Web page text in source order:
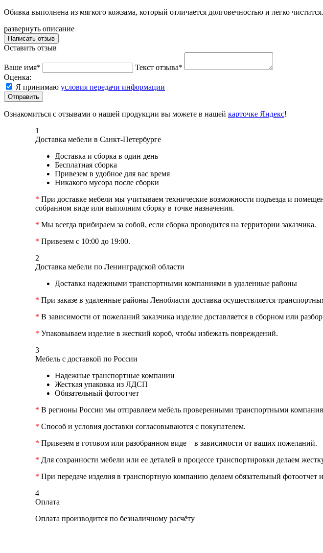
Обивка выполнена из мягкого кожзама, который отличается долговечностью и легко
развернуть описание
Написать отзыв
Оставить отзыв
Ваше имя*
Текст отзыва*
Оценка:
Я принимаю условия передачи информации
Отправить
Ознакомиться с отзывами о нашей продукции вы можете в нашей карточке Яндекс!
1
Доставка мебели в Санкт-Петербурге
Доставка и сборка в один день
Бесплатная сборка
Привезем в удобное для вас время
Никакого мусора после сборки
* При доставке мебели мы учитываем технические возможности подъезда и
собранном виде или выполним сборку в точке назначения.
* Мы всегда прибираем за собой, если сборка проводится на территории заказчика.
* Привезем с 10:00 до 19:00.
2
Доставка мебели по Ленинградской области
Доставка надежными транспортными компаниями в удаленные районы
* При заказе в удаленные районы Ленобласти доставка осуществляется
* В зависимости от пожеланий заказчика изделие доставляется в сборном или
* Упаковываем изделие в жесткий короб, чтобы избежать повреждений.
3
Мебель с доставкой по России
Надежные транспортные компании
Жесткая упаковка из ЛДСП
Обязательный фотоотчет
* В регионы России мы отправляем мебель проверенными транспортными
* Способ и условия доставки согласовываются с покупателем.
* Привезем в готовом или разобранном виде – в зависимости от ваших пожеланий.
* Для сохранности мебели или ее деталей в процессе транспортировки делаем
* При передаче изделия в транспортную компанию делаем обязательный фотоотчет и
4
Оплата
Оплата производится по безналичному расчёту